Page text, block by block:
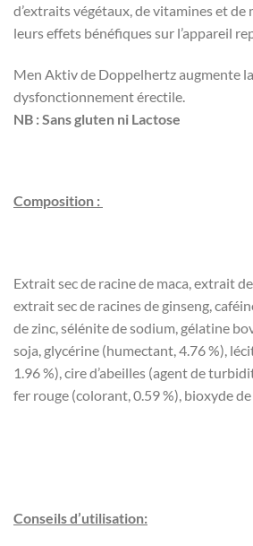
d’extraits végétaux, de vitamines et
leurs effets bénéfiques sur l’appareil
Men Aktiv de Doppelhertz augmente
dysfonctionnement érectile.
NB : Sans gluten ni Lactose
Composition :
Extrait sec de racine de maca, extrait
extrait sec de racines de ginseng,
de zinc, sélénite de sodium, gélatine
soja, glycérine (humectant, 4.76 %),
1.96 %), cire d’abeilles (agent de
fer rouge (colorant, 0.59 %), bioxyde
Conseils d’utilisation: